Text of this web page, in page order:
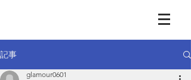
記事
glamour0601